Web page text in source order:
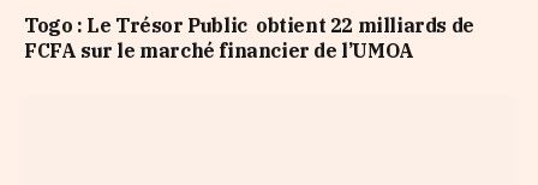
Togo : Le Trésor Public obtient 22 milliards de
FCFA sur le marché financier de l’UMOA